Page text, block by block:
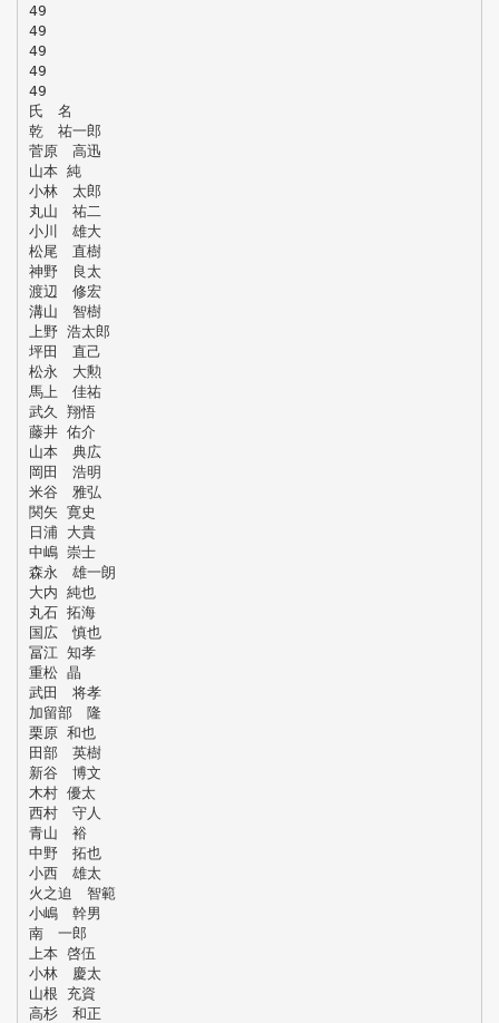
49
49
49
49
49
氏 名
乾 祐一郎
菅原 高迅
山本 純
小林 太郎
丸山 祐二
小川 雄大
松尾 直樹
神野 良太
渡辺 修宏
溝山 智樹
上野 浩太郎
坪田 直己
松永 大勲
馬上 佳祐
武久 翔悟
藤井 佑介
山本 典広
岡田 浩明
米谷 雅弘
関矢 寛史
日浦 大貴
中嶋 崇士
森永 雄一朗
大内 純也
丸石 拓海
国広 慎也
冨江 知孝
重松 晶
武田 将孝
加留部 隆
栗原 和也
田部 英樹
新谷 博文
木村 優太
西村 守人
青山 裕
中野 拓也
小西 雄太
火之迫 智範
小嶋 幹男
南 一郎
上本 啓伍
小林 慶太
山根 充資
高杉 和正